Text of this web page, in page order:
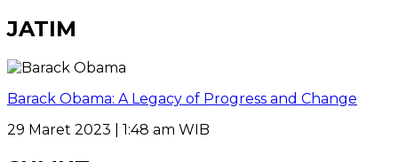
JATIM
Barack Obama: A Legacy of Progress and Change
29 Maret 2023 | 1:48 am WIB